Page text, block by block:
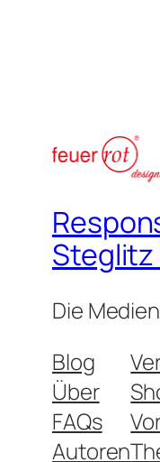
Steglitz
Die
Blog
Über
FAQs
Autoren